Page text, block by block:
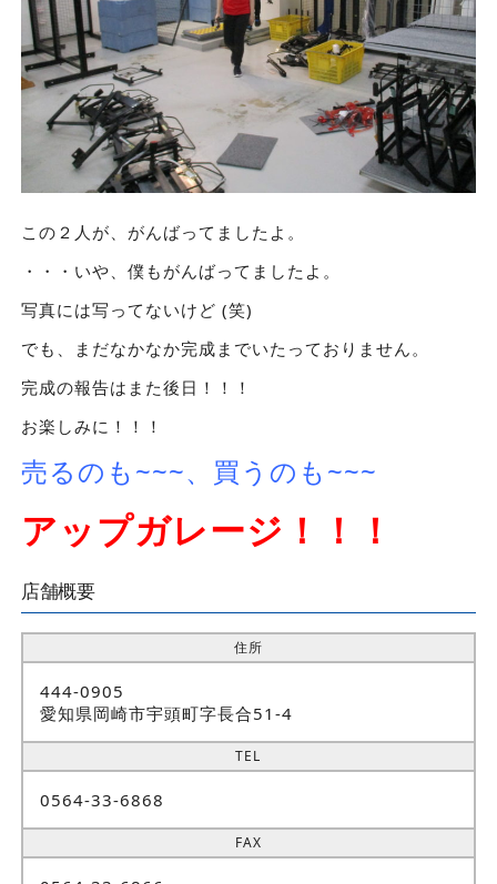
この２人が、がんばってましたよ。
・・・いや、僕もがんばってましたよ。
写真には写ってないけど (笑)
でも、まだなかなか完成までいたっておりません。
完成の報告はまた後日！！！
お楽しみに！！！
売るのも~~~、買うのも~~~
アップガレージ！！！
店舗概要
住所
444-0905
愛知県岡崎市宇頭町字長合51-4
TEL
0564-33-6868
FAX